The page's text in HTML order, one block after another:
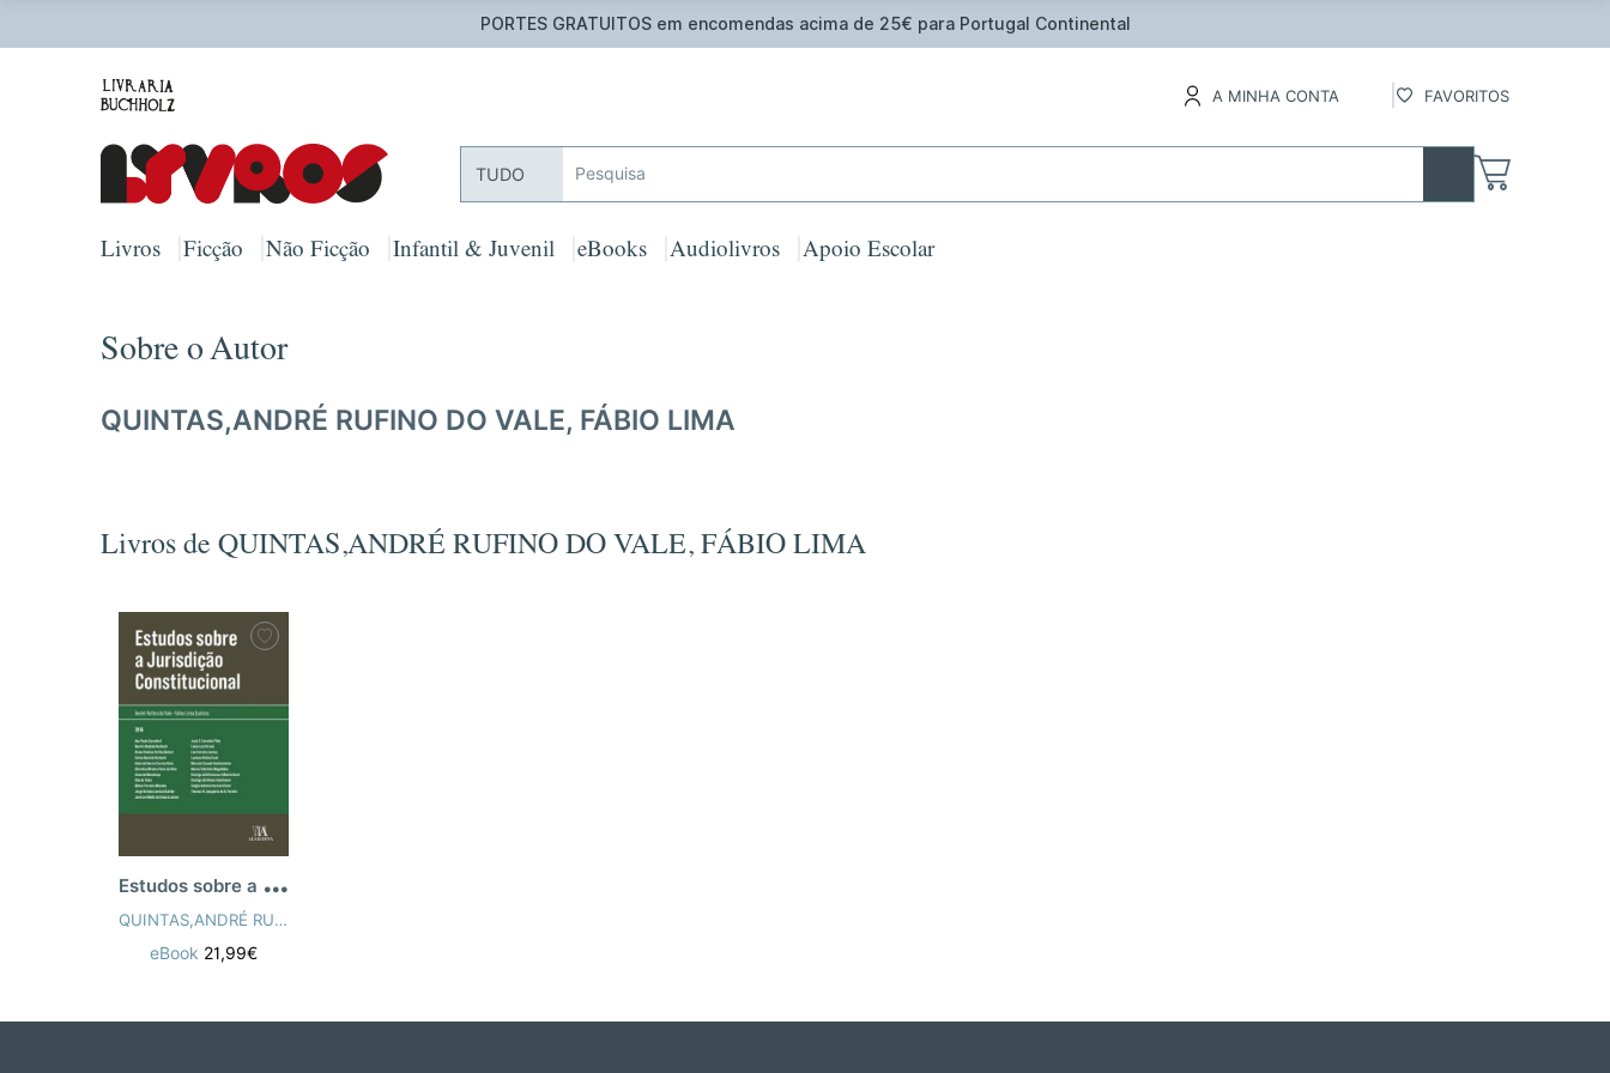
PORTES GRATUITOS em encomendas acima de 25€ para Portugal Continental
A MINHA CONTA FAVORITOS
TUDO
Livros Ficção Não Ficção Infantil & Juvenil eBooks Audiolivros Apoio Escolar
Sobre o Autor
QUINTAS,ANDRÉ RUFINO DO VALE, FÁBIO LIMA
Livros de QUINTAS,ANDRÉ RUFINO DO VALE, FÁBIO LIMA
E
studos sobre a Jurisdição Constituciona
QUINTAS,ANDRÉ RUFINO DO VALE, FÁBIO LIMA
eBook 21,99€